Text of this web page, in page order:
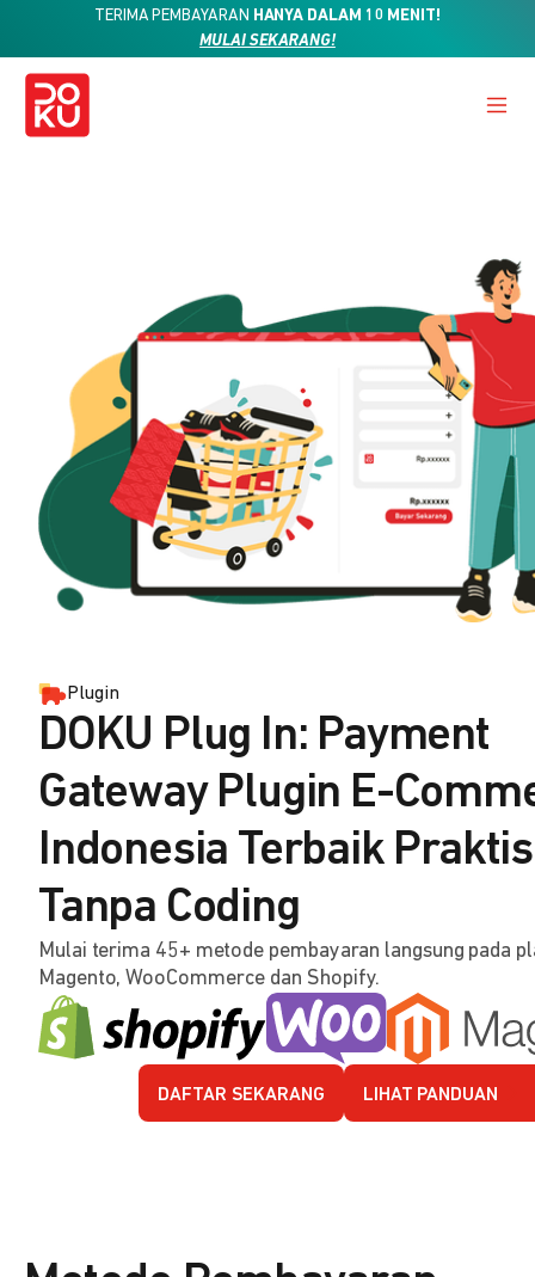
TERIMA PEMBAYARAN HANYA DALAM 10 MENIT!
MULAI SEKARANG!
Plugin
DOKU Plug In: Payment
Gateway Plugin E-
Indonesia Terbaik Praktis
Tanpa Coding
Mulai terima 45+ metode pembayaran langsung pada
Magento, WooCommerce dan Shopify.
DAFTAR SEKARANG LIHAT PANDUAN